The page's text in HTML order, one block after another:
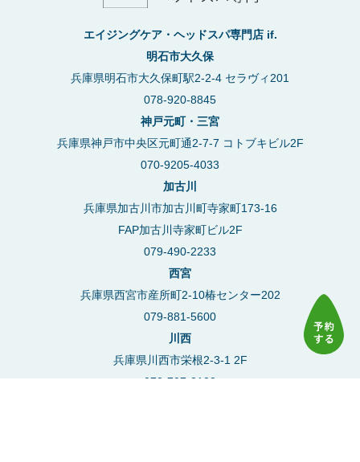
エイジングケア・ヘッドスパ専門店 if.
明石市大久保
兵庫県明石市大久保町駅2-2-4 セラヴィ201
078-920-8845
神戸元町・三宮
兵庫県神戸市中央区元町通2-7-7 コトブキビル2F
070-9205-4033
加古川
兵庫県加古川市加古川町寺家町173-16
FAP加古川寺家町ビル2F
079-490-2233
西宮
兵庫県西宮市産所町2-10椿センター202
079-881-5600
川西
兵庫県川西市栄根2-3-1 2F
072-707-2123